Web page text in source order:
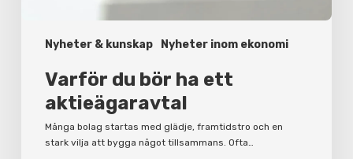
Nyheter & kunskap Nyheter inom ekonomi
Varför du bör ha ett
aktieägaravtal
Många bolag startas med glädje, framtidstro och en
stark vilja att bygga något tillsammans. Ofta…